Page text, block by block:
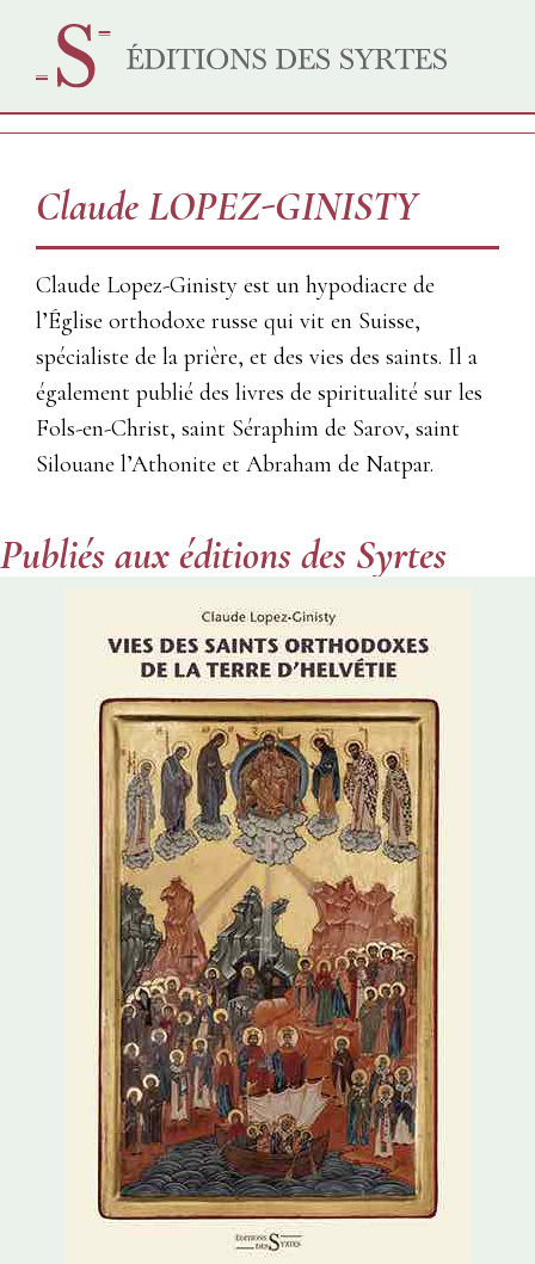
Claude LOPEZ-GINISTY
Claude Lopez-Ginisty est un hypodiacre de
l’Église orthodoxe russe qui vit en Suisse,
spécialiste de la prière, et des vies des saints. Il a
également publié des livres de spiritualité sur les
Fols-en-Christ, saint Séraphim de Sarov, saint
Silouane l’Athonite et Abraham de Natpar.
Publiés aux éditions des Syrtes